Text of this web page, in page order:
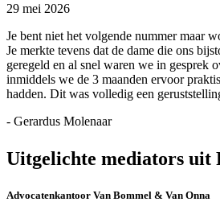
29 mei 2026
Je bent niet het volgende nummer maar
Je merkte tevens dat de dame die ons
geregeld en al snel waren we in gesprek
inmiddels we de 3 maanden ervoor
hadden. Dit was volledig een
- Gerardus Molenaar
Uitgelichte mediators uit
Advocatenkantoor Van Bommel & Van Onna